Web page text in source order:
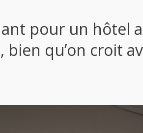
pour un hôtel
bien qu’on croit